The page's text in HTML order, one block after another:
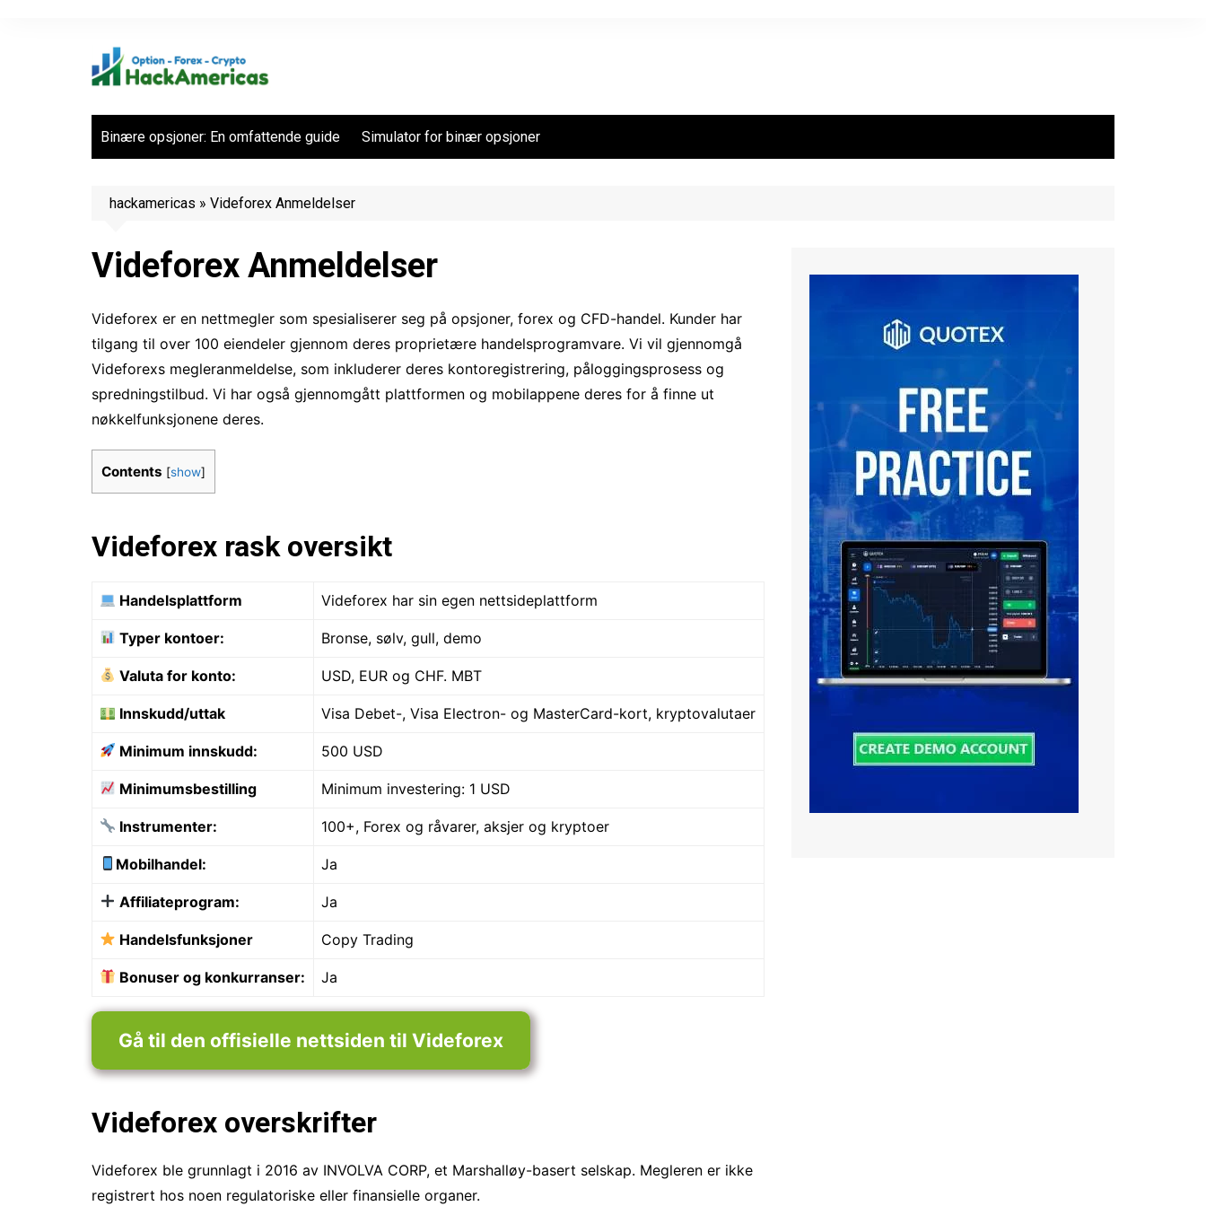
Binære opsjoner: En omfattende guide Simulator for binær opsjoner
hackamericas » Videforex Anmeldelser
Videforex Anmeldelser
Videforex er en nettmegler som spesialiserer seg på opsjoner, forex og CFD-handel. Kunder har
tilgang til over 100 eiendeler gjennom deres proprietære handelsprogramvare. Vi vil gjennomgå
Videforexs megleranmeldelse, som inkluderer deres kontoregistrering, påloggingsprosess og
spredningstilbud. Vi har også gjennomgått plattformen og mobilappene deres for å finne ut
nøkkelfunksjonene deres.
Contents [show]
Videforex rask oversikt
Handelsplattform Videforex har sin egen nettsideplattform
Typer kontoer: Bronse, sølv, gull, demo
Valuta for konto: USD, EUR og CHF. MBT
Innskudd/uttak Visa Debet-, Visa Electron- og MasterCard-kort, kryptovalutaer
Minimum innskudd: 500 USD
Minimumsbestilling Minimum investering: 1 USD
Instrumenter: 100+, Forex og råvarer, aksjer og kryptoer
Mobilhandel: Ja
Affiliateprogram: Ja
Handelsfunksjoner Copy Trading
Bonuser og konkurranser: Ja
Gå til den offisielle nettsiden til Videforex
Videforex overskrifter
Videforex ble grunnlagt i 2016 av INVOLVA CORP, et Marshalløy-basert selskap. Megleren er ikke
registrert hos noen regulatoriske eller finansielle organer.